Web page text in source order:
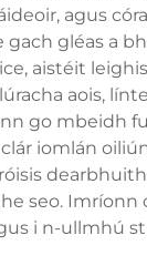
agus
gléas a
aistéit
aois,
go mbeidh
iomlán
seo. Imríonn
i n-ullmhú